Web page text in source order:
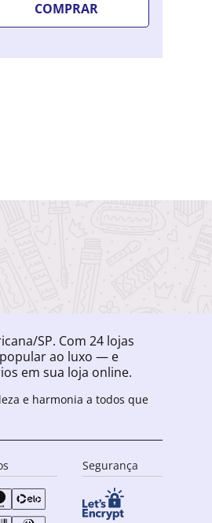
COMPRAR
SP. Com 24 lojas
ao luxo — e
em sua loja online.
e harmonia a todos que
Segurança